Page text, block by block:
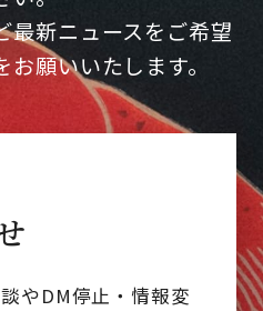
最新ニュースをご希望
願いいたします。
やDM停止・情報変